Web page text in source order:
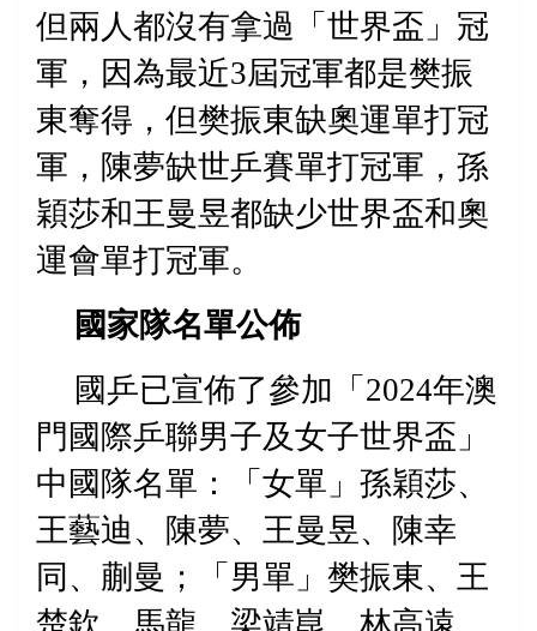
但兩人都沒有拿過「世界盃」冠
軍，因為最近3屆冠軍都是樊振
東奪得，但樊振東缺奧運單打冠
軍，陳夢缺世乒賽單打冠軍，孫
穎莎和王曼昱都缺少世界盃和奧
運會單打冠軍。
國家隊名單公佈
國乒已宣佈了參加「 2024年澳
門國際乒聯男子及女子世界盃」
中國隊名單：「女單」孫穎莎、
王藝迪、陳夢、王曼昱、陳幸
同、蒯曼；「男單」樊振東、王